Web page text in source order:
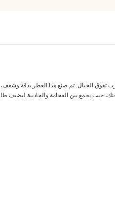
الخيال. تم صنع هذا العطر بدقة وشغف،
حيث يجمع بين الفخامة والجاذبية